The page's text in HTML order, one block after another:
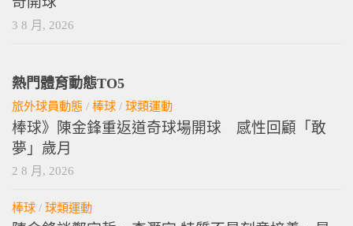
奇開球
3 8 月, 2026
熱門體育動態TO5
旅外球員動態 棒球 球類運動
棒球》陳金鋒重返道奇球場開球 感性回顧「敢
夢」歲月
2 8 月, 2026
棒球 球類運動